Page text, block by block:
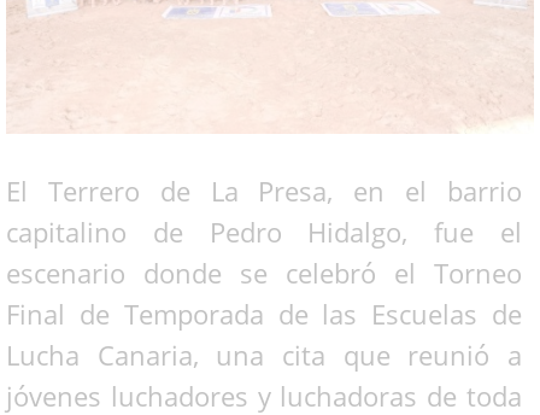
El Terrero de La Presa, en el barrio
capitalino de Pedro Hidalgo, fue el
escenario donde se celebró el Torneo
Final de Temporada de las Escuelas de
Lucha Canaria, una cita que reunió a
jóvenes luchadores y luchadoras de toda